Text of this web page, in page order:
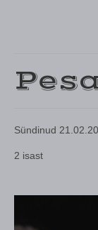
Sündinud
2 isast